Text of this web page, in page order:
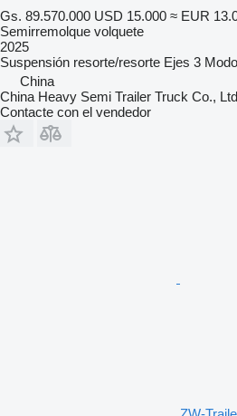
Gs. 89.570.000 USD 15.000 ≈ EUR
Semirremolque volquete
2025
Suspensión resorte/resorte Ejes 3
China
China Heavy Semi Trailer Truck Co.,
Contacte con el vendedor